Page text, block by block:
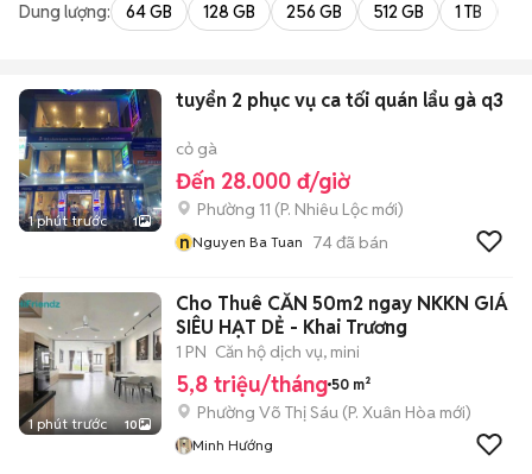
Dung lượng: 64 GB 128 GB 256 GB 512 GB 1 TB
1 phút trước 1
tuyển 2 phục vụ ca tối quán lẩu gà q3
cỏ gà
Đến 28.000 đ/giờ
Phường 11 (P. Nhiêu Lộc mới)
nNguyen Ba Tuan 74đã bán
1 phút trước 10
Cho Thuê CĂN 50m2 ngay NKKN GIÁ
SIÊU HẠT DẺ - Khai Trương
1 PN Căn hộ dịch vụ, mini
5,8 triệu/tháng 50 m²
Phường Võ Thị Sáu (P. Xuân Hòa mới)
Minh Hướng